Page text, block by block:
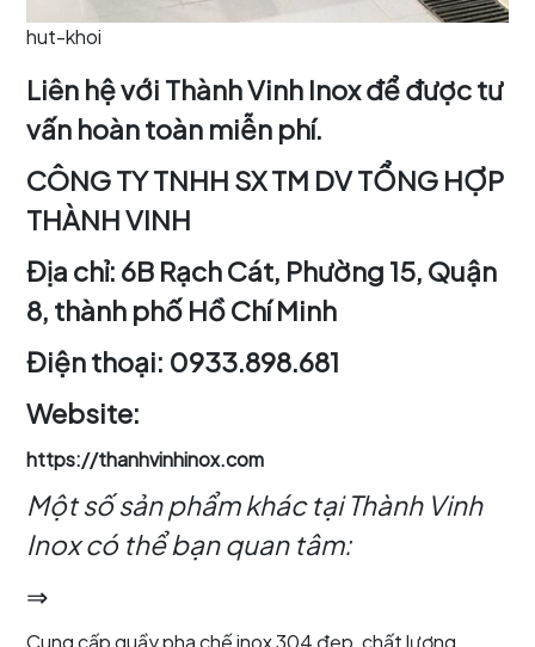
hut-khoi
Liên hệ với Thành Vinh Inox để được tư
vấn hoàn toàn miễn phí.
CÔNG TY TNHH SX TM DV TỔNG HỢP
THÀNH VINH
Địa chỉ: 6B Rạch Cát, Phường 15, Quận
8, thành phố Hồ Chí Minh
Điện thoại: 0933.898.681
Website:
https://thanhvinhinox.com
Một số sản phẩm khác tại Thành Vinh
Inox có thể bạn quan tâm:
⇒